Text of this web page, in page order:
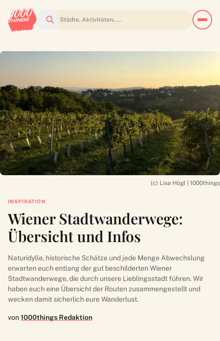
Suchen
(c) Lisa Högl | 1000things
INSPIRATION
Wiener Stadtwanderwege:
Übersicht und Infos
Naturidylle, historische Schätze und jede Menge Abwechslung
erwarten euch entlang der gut beschilderten Wiener
Stadtwanderwege, die durch unsere Lieblingsstadt führen. Wir
haben euch eine Übersicht der Routen zusammengestellt und
wecken damit sicherlich eure Wanderlust.
von1000things Redaktion